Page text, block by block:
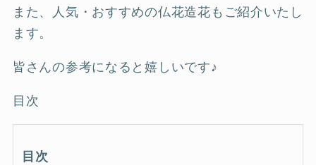
また、人気・おすすめの仏花造花もご紹介いたし
ます。
皆さんの参考になると嬉しいです♪
目次
目次